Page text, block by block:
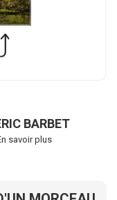
BARBET
savoir plus